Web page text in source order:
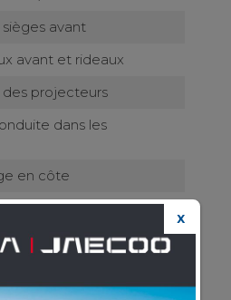
avant
avant et rideaux
projecteurs
dans les
en côte
40/20/40 avec
dans le coffre
et protection du
X